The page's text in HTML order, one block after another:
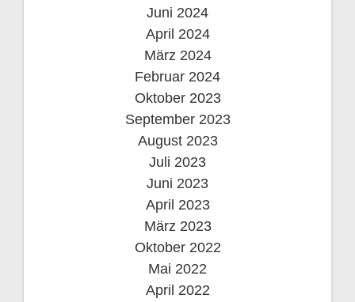
Juni 2024
April 2024
März 2024
Februar 2024
Oktober 2023
September 2023
August 2023
Juli 2023
Juni 2023
April 2023
März 2023
Oktober 2022
Mai 2022
April 2022